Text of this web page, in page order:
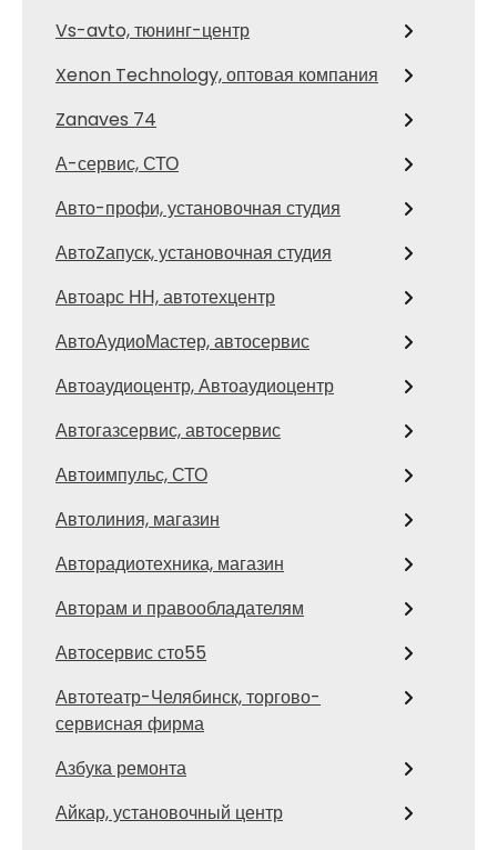
Vs-avto, тюнинг-центр
Xenon Technology, оптовая компания
Zanaves 74
А-сервис, СТО
Авто-профи, установочная студия
АвтоZапуск, установочная студия
Автоарс НН, автотехцентр
АвтоАудиоМастер, автосервис
Автоаудиоцентр, Автоаудиоцентр
Автогазсервис, автосервис
Автоимпульс, СТО
Автолиния, магазин
Авторадиотехника, магазин
Авторам и правообладателям
Автосервис сто55
Автотеатр-Челябинск, торгово-
сервисная фирма
Азбука ремонта
Айкар, установочный центр